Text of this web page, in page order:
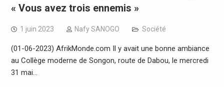
« Vous avez trois ennemis »
1 juin 2023 Nafy SANOGO Société
(01-06-2023) AfrikMonde.com Il y avait une bonne ambiance
au Collège moderne de Songon, route de Dabou, le mercredi
31 mai…